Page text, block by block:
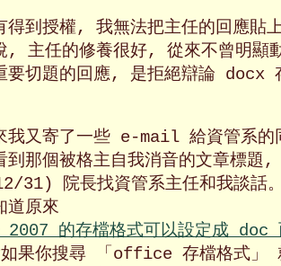
得到授權, 我無法把主任的回應貼
, 主任的修養很好, 從來不曾明顯
要切題的回應, 是拒絕辯論 docx
我又寄了一些 e-mail 給資管系的
到那個被格主自我消音的文章標
31) 院長找資管系主任和我談話
道原來
的存檔格式可以設定成 doc
如果你搜尋 「office 存檔格式